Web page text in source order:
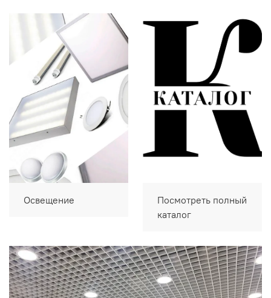
Освещение
Посмотреть полный
каталог